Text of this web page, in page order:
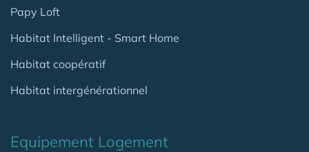
Papy Loft
Habitat Intelligent - Smart Home
Habitat coopératif
Habitat intergénérationnel
Equipement Logement